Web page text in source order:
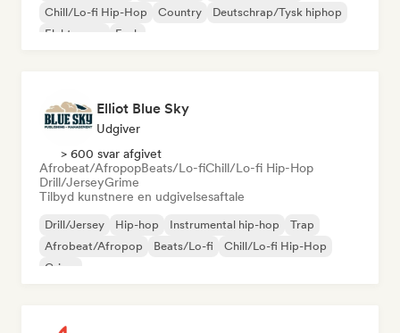
Chill/Lo-fi Hip-Hop Country
Deutschrap/Tysk hiphop
Elektropop
Funk
Elliot Blue Sky
Udgiver
> 600 svar afgivet
Afrobeat/AfropopBeats/Lo-fiChill/Lo-fi Hip-Hop
Drill/JerseyGrime
Tilbyd kunstnere en udgivelsesaftale
Drill/Jersey Hip-hop Instrumental hip-hop
Trap
Afrobeat/Afropop
Beats/Lo-fi
Chill/Lo-fi Hip-Hop
Grime